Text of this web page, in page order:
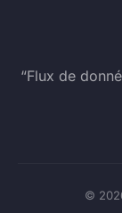
“Flux de
©